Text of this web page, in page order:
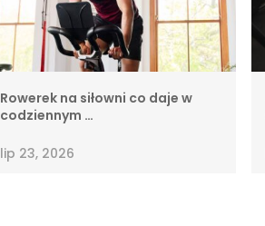
Rowerek na siłowni co daje w
codziennym …
lip 23, 2026